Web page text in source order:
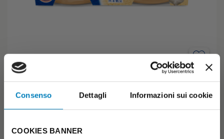
Consenso Dettagli Informazioni sui cookie
COOKIES BANNER
Pollo Vitello con Verdure